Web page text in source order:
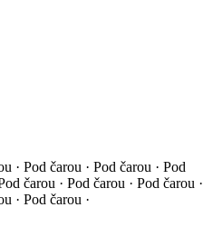
· Pod čarou · Pod čarou · Pod
čarou · Pod čarou · Pod čarou ·
· Pod čarou ·